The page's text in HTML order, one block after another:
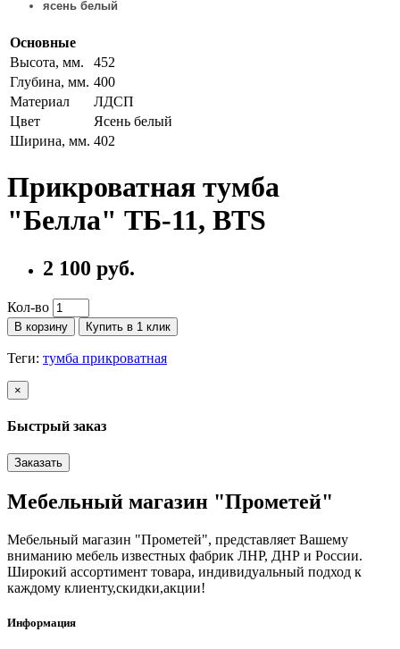
ясень белый
Основные
Высота, мм.
452
Глубина, мм. 400
Материал
ЛДСП
Цвет
Ясень белый
Ширина, мм. 402
Прикроватная тумба
"Белла" ТБ-11, BTS
2 100 руб.
Кол-во
В корзину Купить в 1 клик
Теги: тумба прикроватная
×
Быстрый заказ
Заказать
Мебельный магазин "Прометей"
Мебельный магазин "Прометей", представляет Вашему
вниманию мебель известных фабрик ЛНР, ДНР и России.
Широкий ассортимент товара, индивидуальный подход к
каждому клиенту,скидки,акции!
Информация